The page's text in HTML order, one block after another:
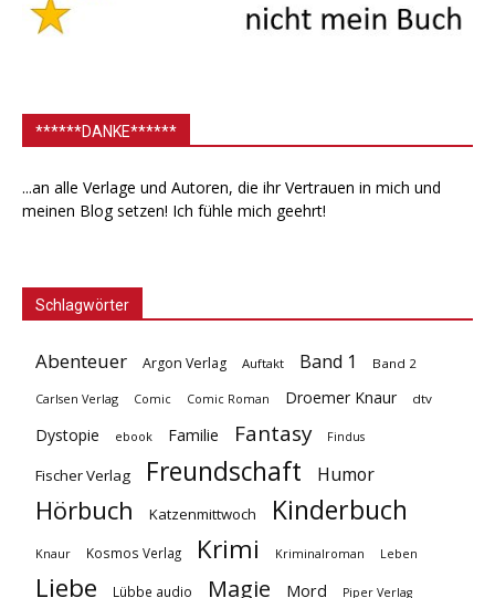
******DANKE******
...an alle Verlage und Autoren, die ihr Vertrauen in mich und
meinen Blog setzen! Ich fühle mich geehrt!
Schlagwörter
Abenteuer Argon Verlag Auftakt Band 1 Band 2
Carlsen Verlag Comic Comic Roman Droemer Knaur dtv
Dystopie ebook Familie Fantasy Findus
Fischer Verlag Freundschaft Humor
Hörbuch Katzenmittwoch Kinderbuch
Knaur Kosmos Verlag Krimi Kriminalroman Leben
Liebe Lübbe audio Magie Mord Piper Verlag